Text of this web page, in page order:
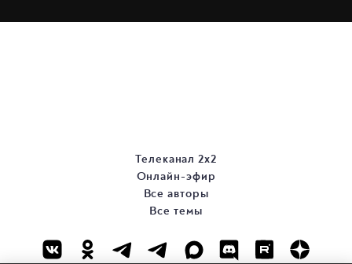
Телеканал 2х2
Онлайн-эфир
Все авторы
Все темы